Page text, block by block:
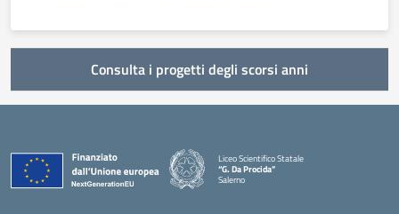
Consulta i progetti degli scorsi anni
Liceo Scientifico Statale
“G. Da Procida”
Salerno